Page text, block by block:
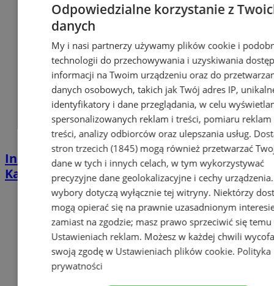
Industrialna podróż przez Chorzów i
Katowice. Nadchodzi HUTBANA 2026
Odpowiedzialne korzystanie z
danych
My i nasi partnerzy używamy plików cookie i
technologii do przechowywania i uzyskiwania
informacji na Twoim urządzeniu oraz do
danych osobowych, takich jak Twój adres IP,
identyfikatory i dane przeglądania, w celu
spersonalizowanych reklam i treści, pomiaru reklam
treści, analizy odbiorców oraz ulepszania usług.
stron trzecich (1845)mogą również przetwarzać
dane w tych i innych celach, w tym wykorzystywać
precyzyjne dane geolokalizacyjne i cechy
wybory dotyczą wyłącznie tej witryny. Niektórzy
mogą opierać się na prawnie uzasadnionym
zamiast na zgodzie; masz prawo sprzeciwić się temu
Ustawieniach reklam. Możesz w każdej chwili
swoją zgodę w Ustawieniach plików cookie. Polityka
prywatności